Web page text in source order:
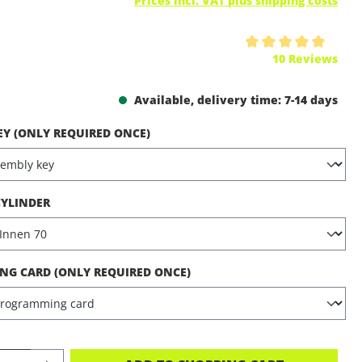
10 Reviews
Available, delivery time: 7-14 days
(ONLY REQUIRED ONCE)
CARD (ONLY REQUIRED ONCE)